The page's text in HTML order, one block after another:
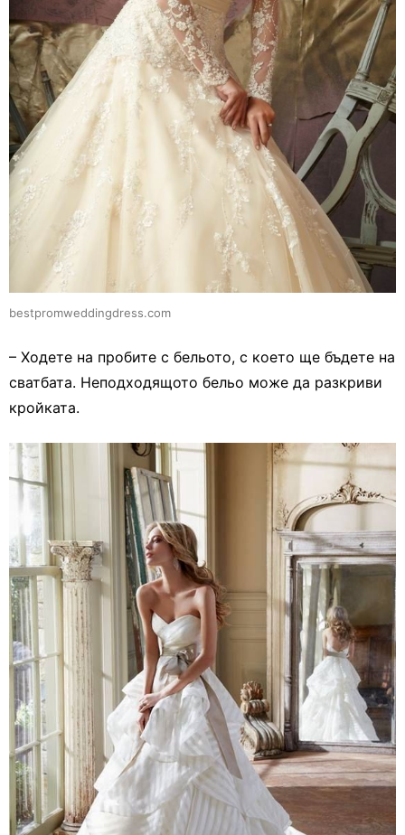
bestpromweddingdress.com
– Ходете на пробите с бельото, с което ще бъдете на
сватбата. Неподходящото бельо може да разкриви
кройката.